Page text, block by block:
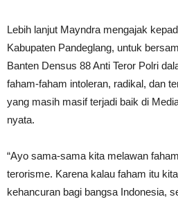
Lebih lanjut Mayndra mengajak
Kabupaten Pandeglang, untuk
Banten Densus 88 Anti Teror Polri
faham-faham intoleran, radikal, dan
yang masih masif terjadi baik di
nyata.
“Ayo sama-sama kita melawan
terorisme. Karena kalau faham itu
kehancuran bagi bangsa Indonesia,